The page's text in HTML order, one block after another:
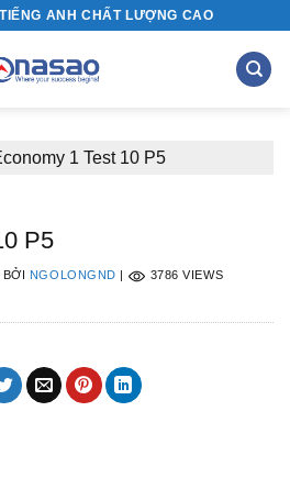
ANH CHẤT LƯỢNG CAO
1 Test 10 P5
P5
BỞI NGOLONGND 3786 VIEWS